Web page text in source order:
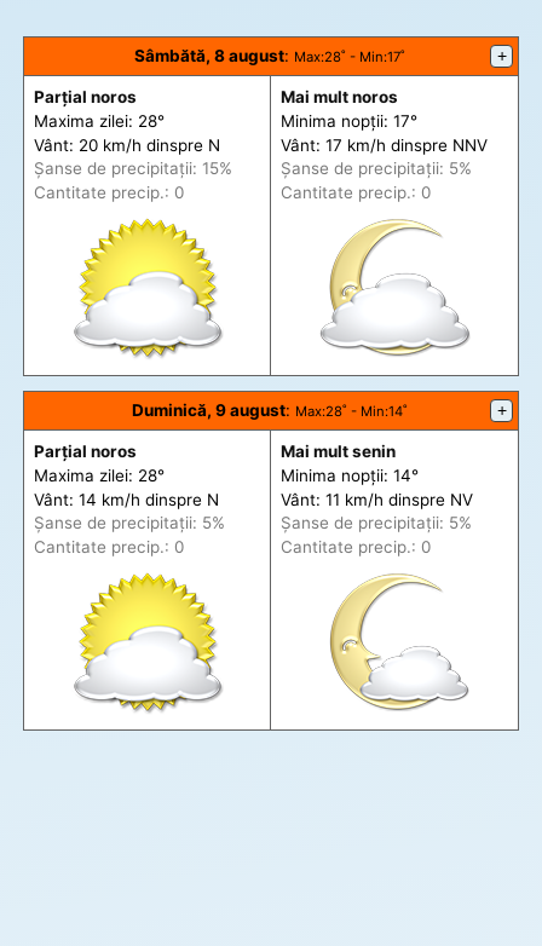
Sâmbătă, 8 august: Max:28˚ - Min:17˚ +
Parțial noros
Maxima zilei: 28°
Vânt: 20 km/h dinspre N
Șanse de precipitații: 15%
Cantitate precip.: 0
Mai mult noros
Minima nopții: 17°
Vânt: 17 km/h dinspre NNV
Șanse de precipitații: 5%
Cantitate precip.: 0
Duminică, 9 august: Max:28˚ - Min:14˚ +
Parțial noros
Maxima zilei: 28°
Vânt: 14 km/h dinspre N
Șanse de precipitații: 5%
Cantitate precip.: 0
Mai mult senin
Minima nopții: 14°
Vânt: 11 km/h dinspre NV
Șanse de precipitații: 5%
Cantitate precip.: 0